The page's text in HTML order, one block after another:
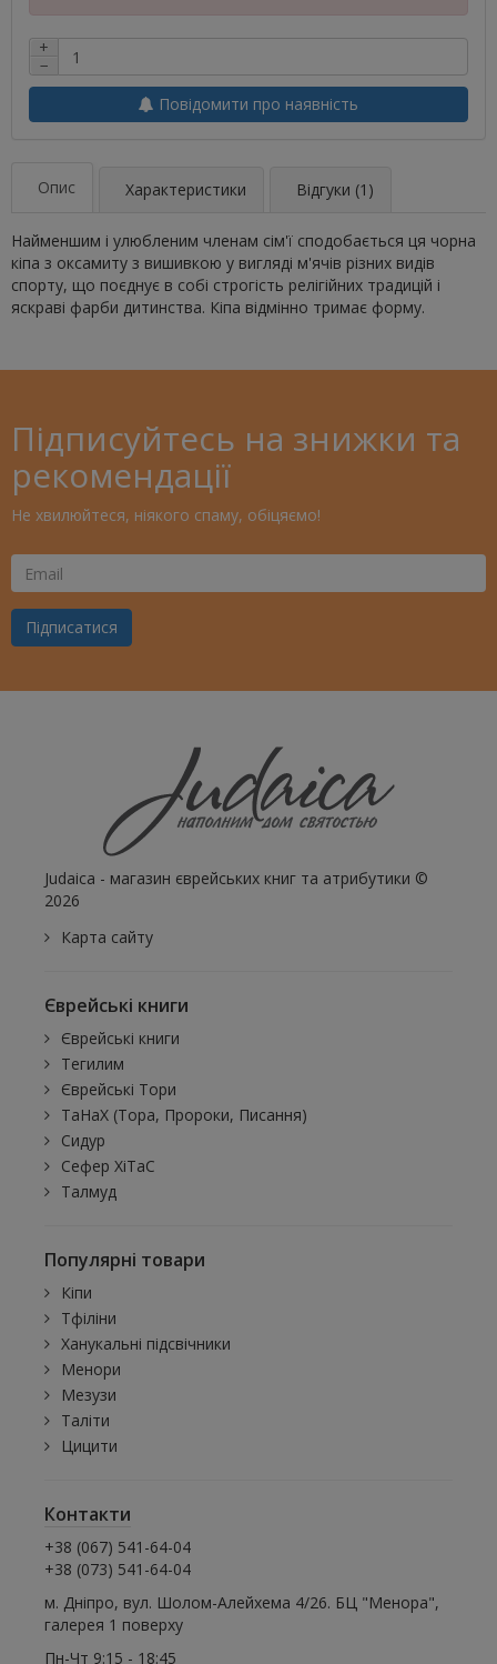
+
−
Повідомити про наявність
Опис Характеристики Відгуки (1)
Найменшим і улюбленим членам сім'ї сподобається ця чорна
кіпа з оксамиту з вишивкою у вигляді м'ячів різних видів
спорту, що поєднує в собі строгість релігійних традицій і
яскраві фарби дитинства. Кіпа відмінно тримає форму.
Підписуйтесь на знижки та
рекомендації
Не хвилюйтеся, ніякого спаму, обіцяємо!
Ваш
Email
Підписатися
Judaica - магазин єврейських книг та атрибутики ©
2026
Карта сайту
Єврейські книги
Єврейські книги
Тегилим
Єврейські Тори
ТаНаХ (Тора, Пророки, Писання)
Сидур
Сефер ХіТаС
Талмуд
Популярні товари
Кіпи
Тфіліни
Ханукальні підсвічники
Менори
Мезузи
Таліти
Цицити
Контакти
+38 (067) 541-64-04
+38 (073) 541-64-04
м. Дніпро, вул. Шолом-Алейхема 4/26. БЦ "Менора",
галерея 1 поверху
Пн-Чт 9:15 - 18:45